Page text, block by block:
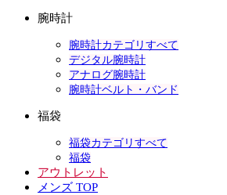
腕時計
腕時計カテゴリすべて
デジタル腕時計
アナログ腕時計
腕時計ベルト・バンド
福袋
福袋カテゴリすべて
福袋
アウトレット
メンズ TOP